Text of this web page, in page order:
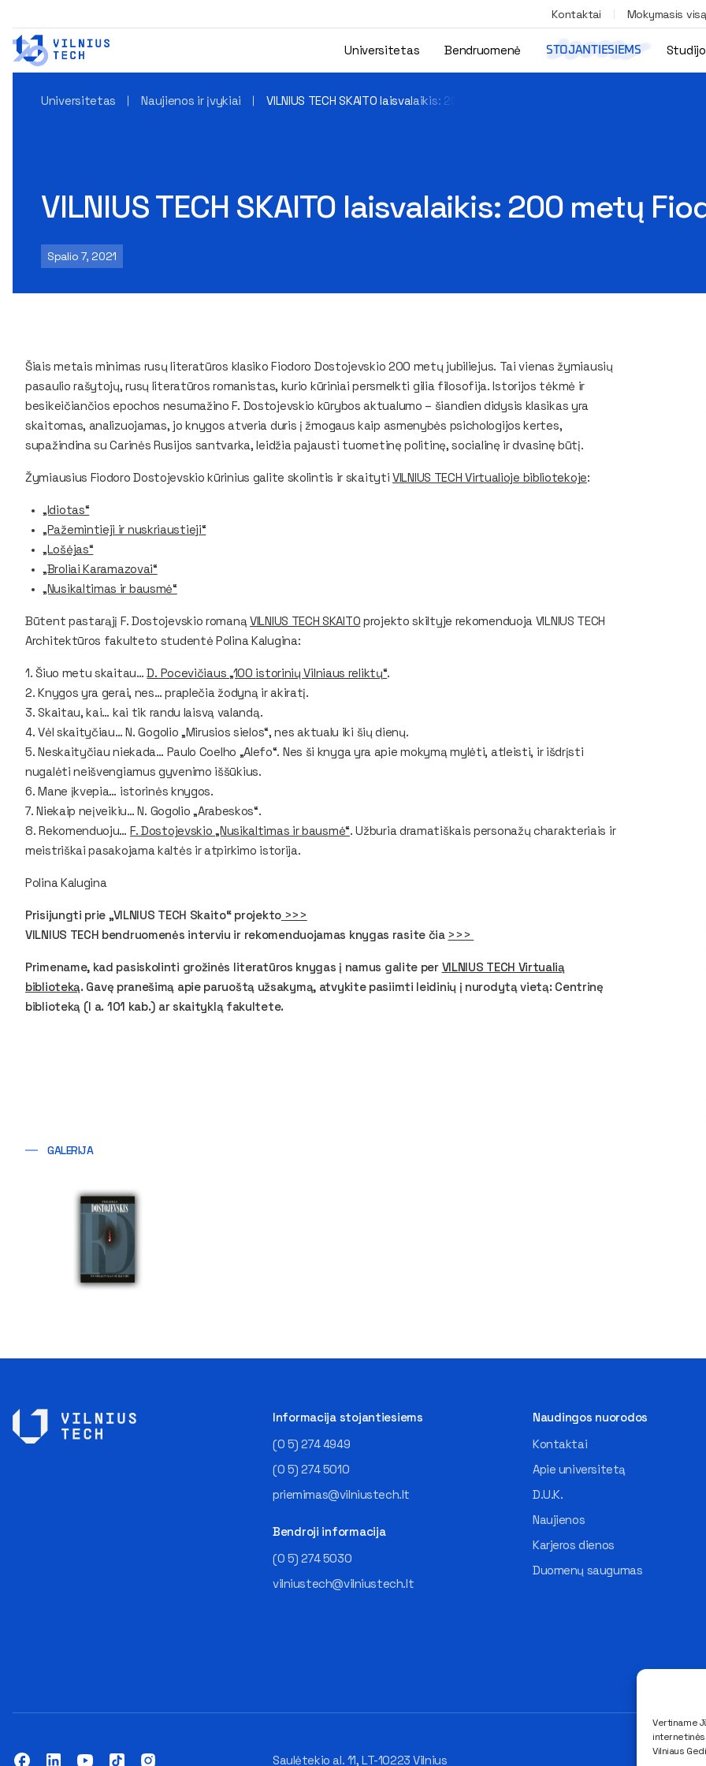
Vertiname
Vilniaus
Kontaktai Mokymasis
Universitetas Bendruomenė STOJANTIESIEMS
Universitetas Naujienos ir įvykiai VILNIUS TECH SKAITO laisvalaikis: 200 metų Fiodorui Dostojevskiui
VILNIUS TECH SKAITO laisvalaikis: 200 metų
Spalio 7, 2021
Šiais metais minimas rusų literatūros klasiko Fiodoro Dostojevskio 200 metų jubiliejus. Tai vienas žymiausių
pasaulio rašytojų, rusų literatūros romanistas, kurio kūriniai persmelkti gilia filosofija. Istorijos tėkmė ir
besikeičiančios epochos nesumažino F. Dostojevskio kūrybos aktualumo – šiandien didysis klasikas yra
skaitomas, analizuojamas, jo knygos atveria duris į žmogaus kaip asmenybės psichologijos kertes,
supažindina su Carinės Rusijos santvarka, leidžia pajausti tuometinę politinę, socialinę ir dvasinę būtį.
Žymiausius Fiodoro Dostojevskio kūrinius galite skolintis ir skaitytiVILNIUS TECH Virtualioje bibliotekoje:
„Idiotas“
„Pažemintieji ir nuskriaustieji“
„Lošėjas“
„Broliai Karamazovai“
„Nusikaltimas ir bausmė“
Būtent pastarąjį F. Dostojevskio romanąVILNIUS TECH SKAITO projekto skiltyje rekomenduoja VILNIUS TECH
Architektūros fakulteto studentė Polina Kalugina:
1. Šiuo metu skaitau…D. Pocevičiaus „100 istorinių Vilniaus reliktų“.
2. Knygos yra gerai, nes…praplečia žodyną ir akiratį.
3. Skaitau, kai… kai tik randu laisvą valandą.
4. Vėl skaityčiau…N. Gogolio „Mirusios sielos“, nes aktualu iki šių dienų.
5. Neskaityčiau niekada… Paulo Coelho „Alefo“. Nes ši knyga yra apie mokymą mylėti, atleisti, ir išdrįsti
nugalėti neišvengiamus gyvenimo iššūkius.
6. Mane įkvepia… istorinės knygos.
7. Niekaip neįveikiu…N. Gogolio „Arabeskos“.
8. Rekomenduoju… F. Dostojevskio „Nusikaltimas ir bausmė“. Užburia dramatiškais personažų charakteriais ir
meistriškai pasakojama kaltės ir atpirkimo istorija.
Polina Kalugina
Prisijungti prie „VILNIUS TECH Skaito“ projekto >>>
VILNIUS TECH bendruomenės interviu ir rekomenduojamas knygas rasite čia >>>
Primename, kad pasiskolinti grožinės literatūros knygas į namus galite per VILNIUS TECH Virtualią
biblioteką. Gavę pranešimą apie paruoštą užsakymą, atvykite pasiimti leidinių į nurodytą vietą: Centrinę
biblioteką (I a. 101 kab.) ar skaityklą fakultete.
GALERIJA
Informacija stojantiesiems
(0 5) 274 4949
(0 5) 274 5010
priemimas@vilniustech.lt
Bendroji informacija
(0 5) 274 5030
vilniustech@vilniustech.lt
Naudingos nuorodos
Kontaktai
Apie universitetą
D.U.K.
Naujienos
Karjeros dienos
Duomenų saugumas
Saulėtekio al. 11, LT-10223 Vilnius